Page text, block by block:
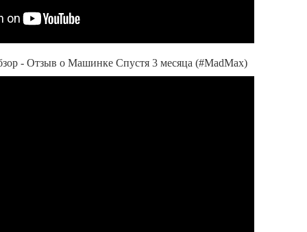
- Отзыв о Машинке Спустя 3 месяца (#MadMax)